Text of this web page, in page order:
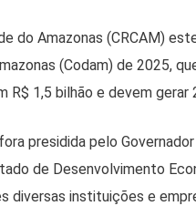
do Amazonas (CRCAM)
(Codam) de 2025,
1,5 bilhão e devem gerar
presidida pelo
de Desenvolvimento
diversas instituições e